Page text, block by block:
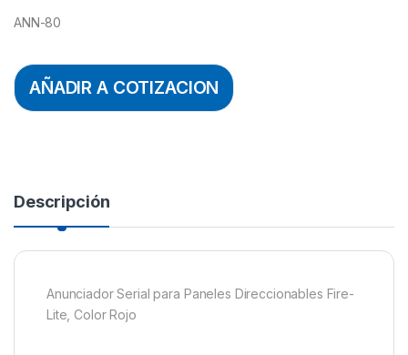
ANN-80
AÑADIR A COTIZACION
Descripción
Anunciador Serial para Paneles Direccionables Fire-
Lite, Color Rojo